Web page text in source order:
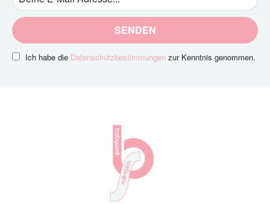
SENDEN
Ich habe die Datenschutzbestimmungen zur Kenntnis genommen.